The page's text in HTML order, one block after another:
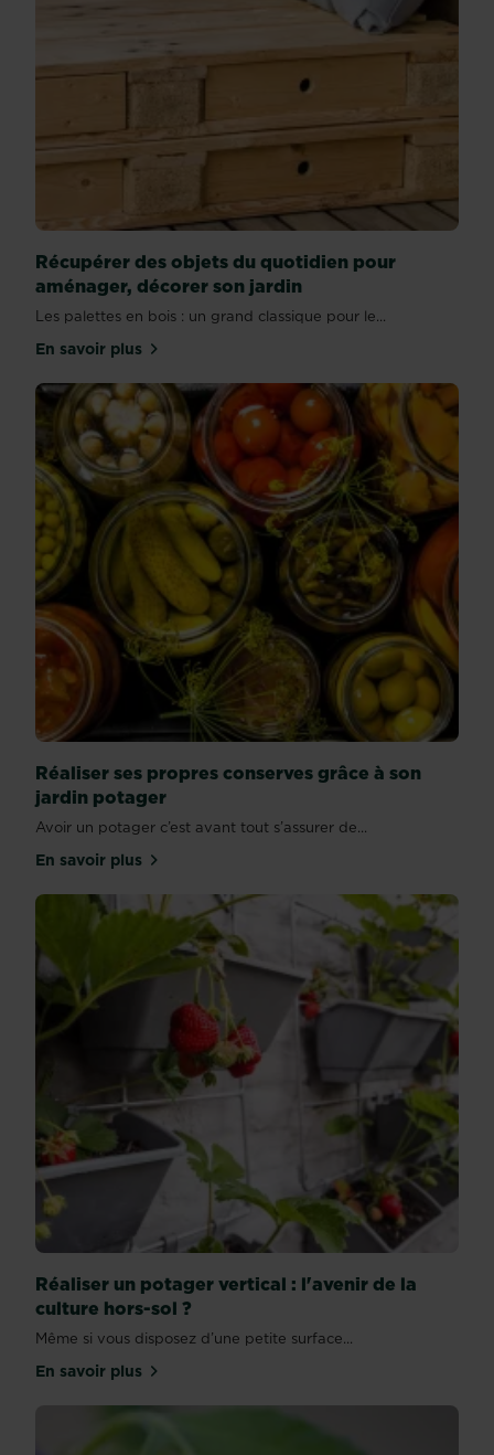
Récupérer des objets du quotidien pour
aménager, décorer son jardin
Les palettes en bois : un grand classique pour le...
En savoir plussur Récupérer des objets du quotidien pour
Réaliser ses propres conserves grâce à son
jardin potager
Avoir un potager c’est avant tout s’assurer de...
En savoir plussur Réaliser ses propres conserves grâce à son
Réaliser un potager vertical : l'avenir de la
culture hors-sol ?
Même si vous disposez d’une petite surface...
En savoir plussur Réaliser un potager vertical : l'avenir de la